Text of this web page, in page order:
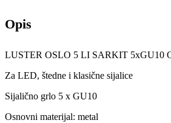
Opis
LUSTER OSLO 5 LI SARKIT 5xGU10
Za LED, štedne i klasične sijalice
Sijalično grlo 5 x GU10
Osnovni materijal: metal